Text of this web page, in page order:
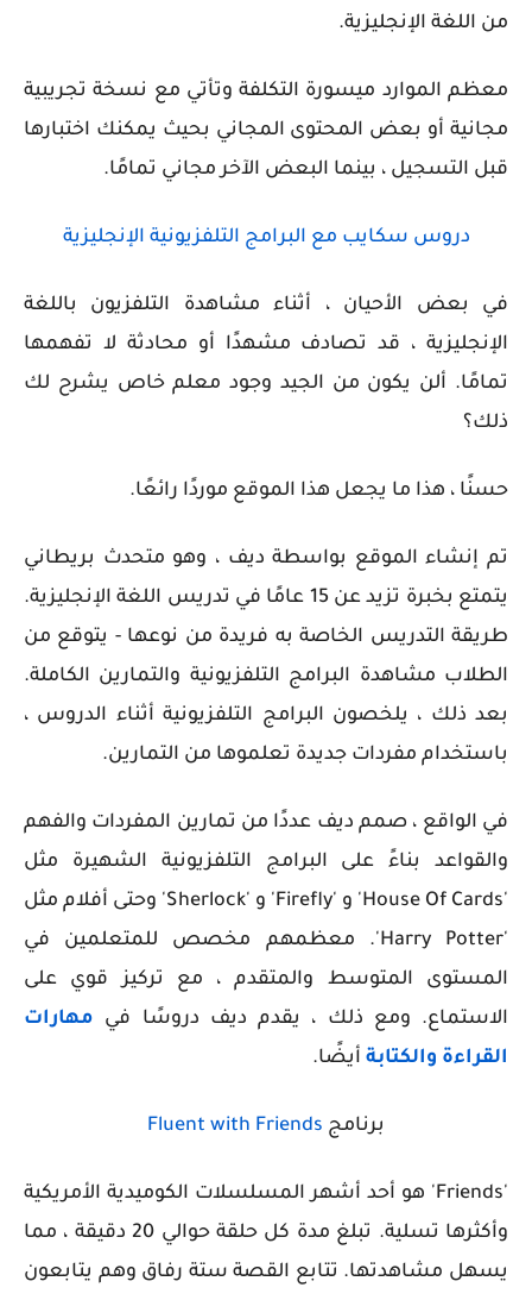
من اللغة الإنجليزية.
معظم الموارد ميسورة التكلفة وتأتي مع نسخة تجريبية
مجانية أو بعض المحتوى المجاني بحيث يمكنك اختبارها
قبل التسجيل ، بينما البعض الآخر مجاني تمامًا.
دروس سكايب مع البرامج التلفزيونية الإنجليزية
في بعض الأحيان ، أثناء مشاهدة التلفزيون باللغة
الإنجليزية ، قد تصادف مشهدًا أو محادثة لا تفهمها
تمامًا. ألن يكون من الجيد وجود معلم خاص يشرح لك
ذلك؟
حسنًا ، هذا ما يجعل هذا الموقع موردًا رائعًا.
تم إنشاء الموقع بواسطة ديف ، وهو متحدث بريطاني
يتمتع بخبرة تزيد عن 15 عامًا في تدريس اللغة الإنجليزية.
طريقة التدريس الخاصة به فريدة من نوعها - يتوقع من
الطلاب مشاهدة البرامج التلفزيونية والتمارين الكاملة.
بعد ذلك ، يلخصون البرامج التلفزيونية أثناء الدروس ،
باستخدام مفردات جديدة تعلموها من التمارين.
في الواقع ، صمم ديف عددًا من تمارين المفردات والفهم
والقواعد بناءً على البرامج التلفزيونية الشهيرة مثل
'House Of Cards' و 'Firefly' و 'Sherlock' وحتى أفلام مثل
'Harry Potter'. معظمهم مخصص للمتعلمين في
المستوى المتوسط ​​والمتقدم ، مع تركيز قوي على
الاستماع. ومع ذلك ، يقدم ديف دروسًا في مهارات
القراءة والكتابة أيضًا.
برنامج Fluent with Friends
'Friends' هو أحد أشهر المسلسلات الكوميدية الأمريكية
وأكثرها تسلية. تبلغ مدة كل حلقة حوالي 20 دقيقة ، مما
يسهل مشاهدتها. تتابع القصة ستة رفاق وهم يتابعون